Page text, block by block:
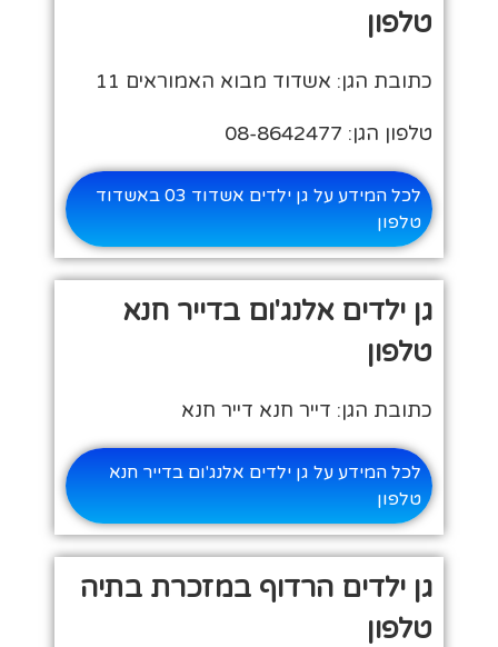
טלפון
כתובת הגן: אשדוד מבוא האמוראים 11
טלפון הגן: 08-8642477
לכל המידע על גן ילדים אשדוד 03 באשדוד
טלפון
גן ילדים אלנג'ום בדייר חנא
טלפון
כתובת הגן: דייר חנא דייר חנא
לכל המידע על גן ילדים אלנג'ום בדייר חנא
טלפון
גן ילדים הרדוף במזכרת בתיה
טלפון